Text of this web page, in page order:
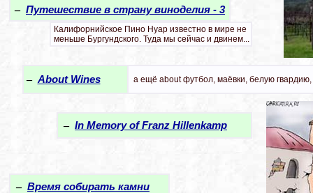
– Путешествие в страну виноделия - 3
Калифорнийское Пино Нуар известно в мире не
меньше Бургундского. Туда мы сейчас и двинем...
– About Wines а ещё about футбол, маёвки, белую
– In Memory of Franz Hillenkamp
– Время собирать камни